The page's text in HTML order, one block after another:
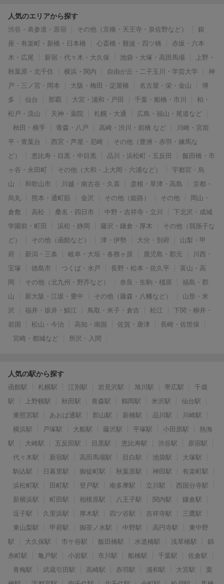
人気のエリアから探す
渋谷・表参道・原宿 その他（京橋・天王寺・泉佐野など）
銀
座・有楽町・新橋・日本橋
心斎橋・難波・四ツ橋
赤坂・六本
木・広尾
新宿・代々木・大久保 池袋・大塚・高田馬場
上野・
秋葉原・北千住
横浜・関内 自由が丘・二子玉川・学芸大学
神
戸・三ノ宮・岡本
大阪・梅田・淀屋橋 名古屋・栄・金山
博
多
仙台 那覇 大宮・浦和・戸田 千葉・船橋・市川
柏・
松戸・流山
天神・薬院 札幌・大通
広島・福山・尾道など
秋田・横手
青森・八戸 高崎・渋川・前橋 など
川崎・宮前
平・青葉台
西宮・芦屋・尼崎
その他（豊洲・赤羽・練馬な
ど）
恵比寿・目黒・中目黒 品川・浜松町・五反田
飯田橋・市
ヶ谷・永田町
その他（大和・上大岡・六浦など）
宇都宮・烏
山
和歌山市 川越・南古谷・久喜 彦根・草津・高島
京都・
烏丸
熊本・通町筋 金沢 その他（姫路） その他
岡山・
倉敷
高松 桑名・四日市 中野・吉祥寺・立川
下北沢・成城
学園前・町田
浜松・静岡 藤沢・鎌倉・厚木
その他（我孫子な
ど）
その他（函館など） 津・伊勢 大分・別府
山梨・甲
府
新潟・三条 岐阜・大垣・各務ヶ原 鹿児島・郡元
川西・
宝塚
徳島市 つくば・水戸 長野・松本・佐久平
富山・高
岡
その他（北九州・野芥など） 奈良・生駒・橿原
福島・郡
山
新大阪・江坂・豊中 その他（藤森・八幡など）
山形・米
沢
福井・坂井・鯖江 鳥取・米子・倉吉 松江
下関・柳井・
岩国
松山・今治 高知・南国 佐賀・唐津
長崎・佐世保
宮崎・都城など
所沢・入間
人気の駅から探す
函館駅 札幌駅 江別駅 岩見沢駅 旭川駅 帯広駅
千歳
駅
上野幌駅 秋田駅 青森駅 鶴岡駅 米沢駅
仙台駅
東照宮駅
あおば通駅 郡山駅 新橋駅 品川駅
川崎駅
横浜駅
戸塚駅 大船駅 藤沢駅 平塚駅 小田原駅
熱海
駅
大崎駅 五反田駅 目黒駅 恵比寿駅 渋谷駅
原宿駅
代々木駅
新宿駅 高田馬場駅 目白駅 池袋駅
大塚駅
駒込駅
日暮里駅 御徒町駅 秋葉原駅 神田駅
有楽町駅
浜松町駅
田町駅 登戸駅 南多摩駅 立川駅
西国分寺駅
新横浜駅
町田駅 相模原駅 八王子駅 関内駅
鎌倉駅
逗子駅
久里浜駅 厚木駅 四ツ谷駅 吉祥寺駅
三鷹駅
東山梨駅
甲府駅 御茶ノ水駅 中野駅 高円寺駅
東中野
駅
大久保駅 市ケ谷駅 飯田橋駅 水道橋駅 浅草橋駅
錦
糸町駅
亀戸駅 小岩駅 市川駅 船橋駅 千葉駅
佐倉駅
青梅駅
武蔵引田駅 高崎駅 赤羽駅 浦和駅 大宮駅
栗